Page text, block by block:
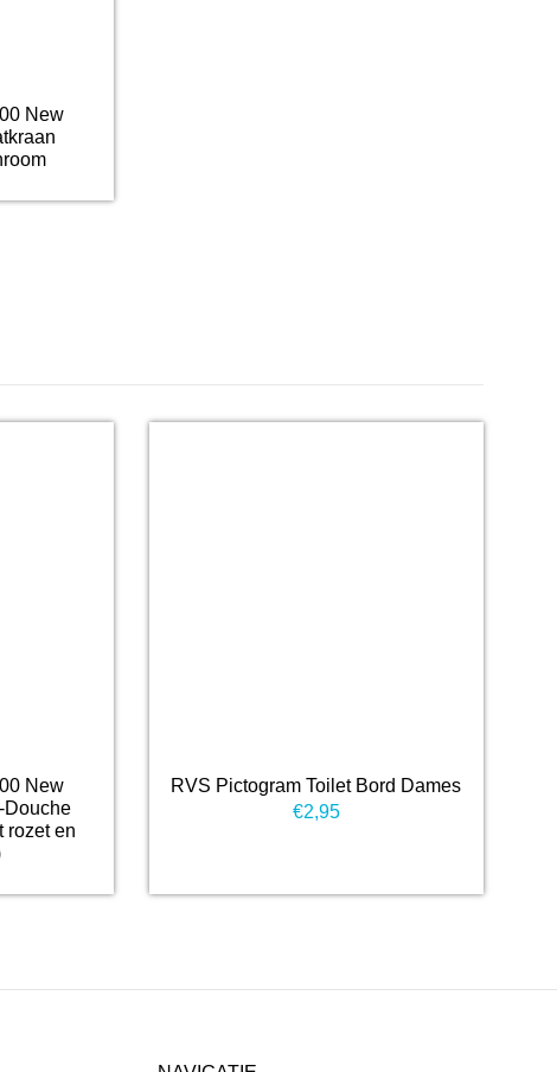
New
New
Douche
rozet en
RVS Pictogram Toilet Bord Dames
€2,95